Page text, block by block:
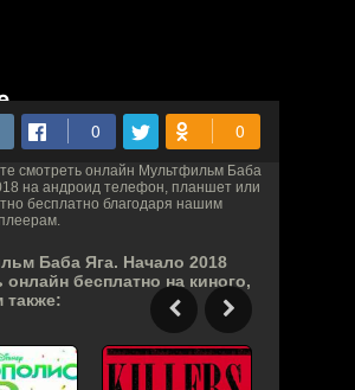
смотреть онлайн Мультфильм Баба
на андроид телефон, планшет или
бесплатно благодаря нашим
Баба Яга. Начало 2018
онлайн бесплатно на киного,
также: